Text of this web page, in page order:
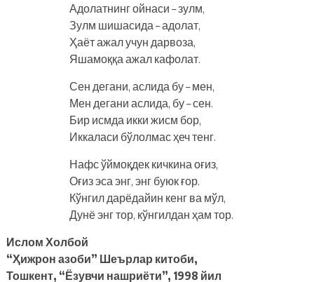
Адолатнинг ойнаси – зулм,
Зулм шишасида – адолат,
Ҳаёт ажал учун дарвоза,
Яшамоққа ажал кафолат.
Сен дегани, аслида бу – мен,
Мен дегани аслида, бу – сен.
Бир исмда икки жисм бор,
Иккаласи бўлолмас ҳеч тенг.
Нафс ўймоқдек кичкина оғиз,
Оғиз эса энг, энг буюк ғор.
Кўнгил дарёдайин кенг ва мўл,
Дунё энг тор, кўнгилдан ҳам тор.
Ислом Холбой
“Ҳижрон азоби” Шеърлар китоби,
Тошкент, “Ёзувчи нашриёти”, 1998 йил